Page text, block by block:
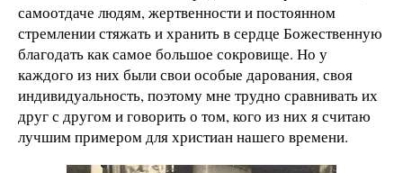
самоотдаче людям, жертвенности и постоянном
стремлении стяжать и хранить в сердце Божественную
благодать как самое большое сокровище. Но у
каждого из них были свои особые дарования, своя
индивидуальность, поэтому мне трудно сравнивать их
друг с другом и говорить о том, кого из них я считаю
лучшим примером для христиан нашего времени.